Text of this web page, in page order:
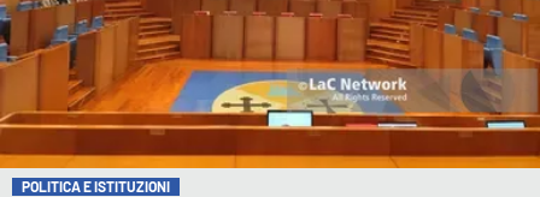
POLITICA E ISTITUZIONI